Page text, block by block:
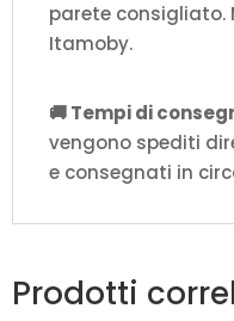
parete consigliato.
Itamoby.
🚚 Tempi di
vengono spediti
e consegnati in
Prodotti